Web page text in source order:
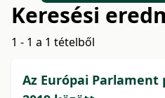
Keresési
1 - 1 a 1 tételből
Az Európai Parlament